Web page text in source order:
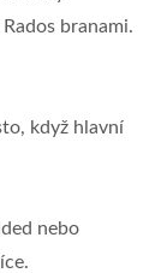
branami.
když hlavní
nebo